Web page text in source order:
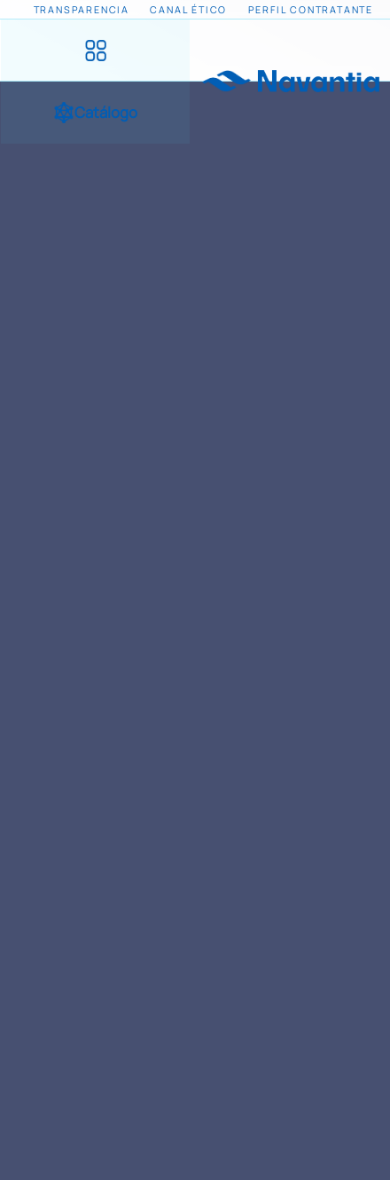
TRANSPARENCIA CANAL ÉTICO PERFIL CONTRATANTE
Catálogo